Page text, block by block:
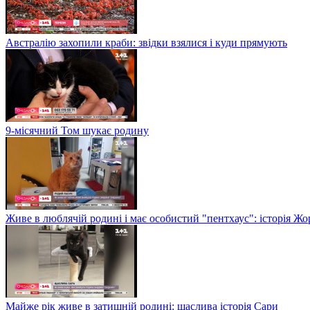
Австралію захопили краби: звідки взялися і куди прямують
9-місячний Том шукає родину
Живе в люблячій родині і має особистий "пентхаус": історія
Майже рік живе в затишній родині: щаслива історія Сари